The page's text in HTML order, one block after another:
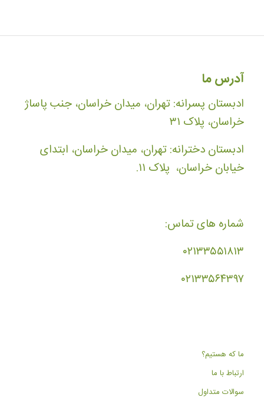
آدرس ما
ادبستان پسرانه: تهران، میدان خراسان، جنب پاساژ
خراسان، پلاک ۳۱
ادبستان دخترانه: تهران، میدان خراسان، ابتدای
خیابان خراسان، پلاک ۱۱.
شماره های تماس:
۰۲۱۳۳۵۵۱۸۱۳
۰۲۱۳۳۵۶۴۳۹۷
ما که هستیم؟
ارتباط با ما
سوالات متداول